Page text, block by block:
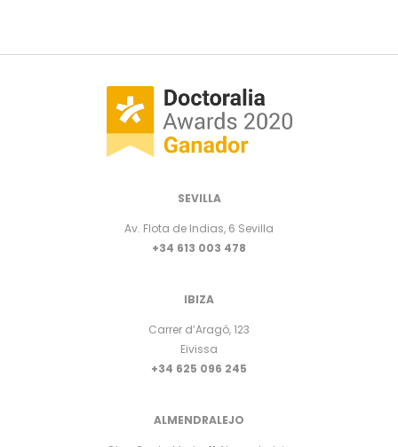
SEVILLA
Av. Flota de Indias, 6 Sevilla
+34 613 003 478
IBIZA
Carrer d’Aragó, 123
Eivissa
+34 625 096 245
ALMENDRALEJO